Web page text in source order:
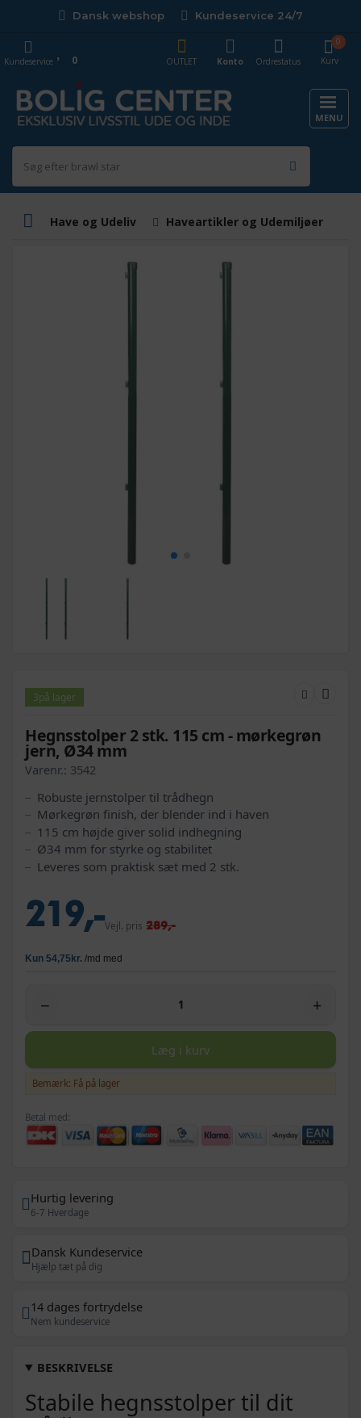
Dansk webshop Kundeservice 24/7
Kurv
0
OUTLET
Konto Ordrestatus
Kundeservice 0
MENU
Have og Udeliv Haveartikler og Udemiljøer
3på lager
Hegnsstolper 2 stk. 115 cm - mørkegrøn
jern, Ø34 mm
Varenr.: 3542
Robuste jernstolper til trådhegn
Mørkegrøn finish, der blender ind i haven
115 cm højde giver solid indhegning
Ø34 mm for styrke og stabilitet
Leveres som praktisk sæt med 2 stk.
219,-Vejl. pris 289,-
− +
Læg i kurv
Bemærk: Få på lager
Betal med:
Hurtig levering
6-7 Hverdage
Dansk Kundeservice
Hjælp tæt på dig
14 dages fortrydelse
Nem kundeservice
BESKRIVELSE
Stabile hegnsstolper til dit